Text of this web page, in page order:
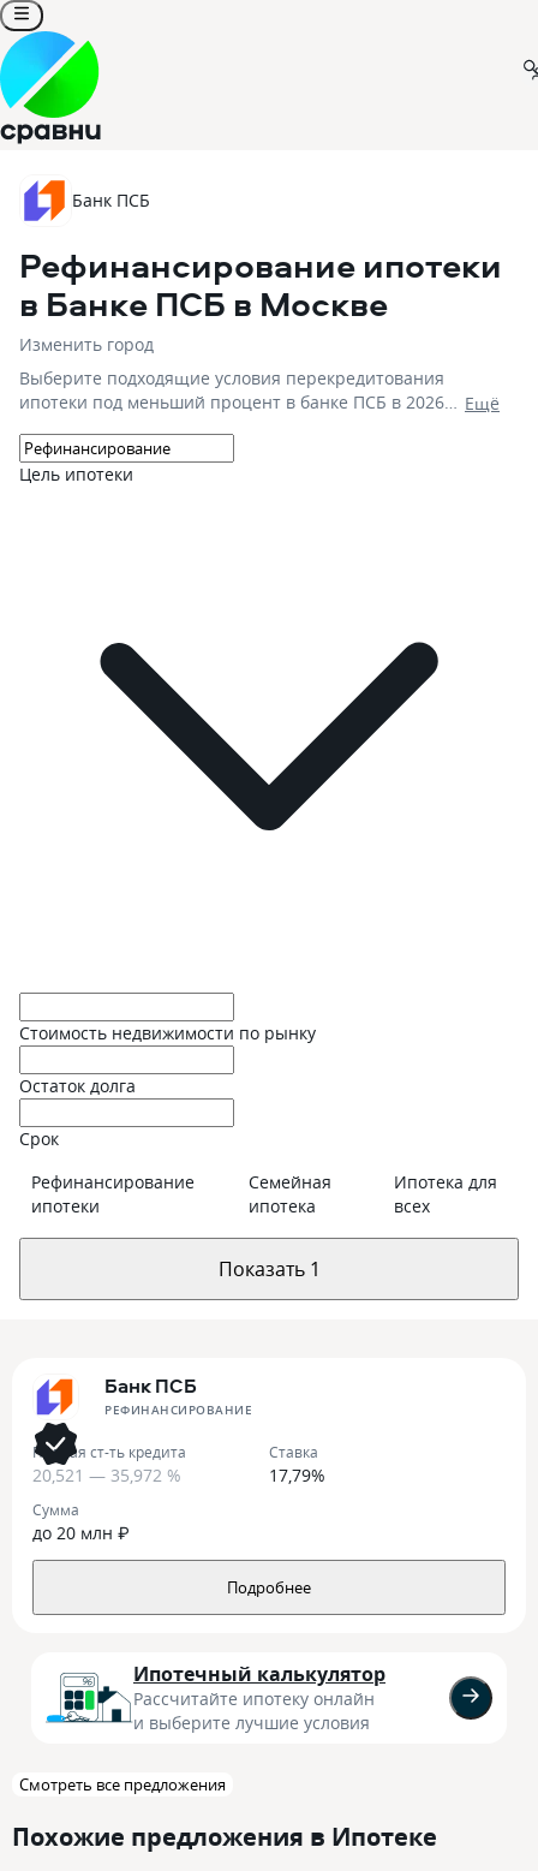
Банк ПСБ
Рефинансирование ипотеки
в Банке ПСБ в Москве
Изменить город
Выберите подходящие условия перекредитования
ипотеки под меньший процент в банке ПСБ в 2026
ставками от 17,79% и первым взносом от %, на сумму
до 20 000 000!
Eщё
Цель ипотеки
Стоимость недвижимости по рынку
Остаток долга
Срок
Показать 1
Рефинансирование
ипотеки
Семейная
ипотека
Ипотека для
всех
Банк ПСБ
РЕФИНАНСИРОВАНИЕ
Полная ст-ть кредита
20,521 — 35,972 %
Ставка
17,79%
Сумма
до 20 млн ₽
Подробнее
Ипотечный калькулятор
Рассчитайте ипотеку онлайн
и выберите лучшие условия
Смотреть все предложения
Похожие предложения в Ипотеке